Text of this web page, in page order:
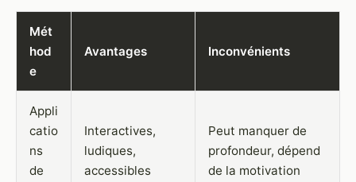
Mét
hod
e
Avantages Inconvénients
Appli
catio
ns
de
Interactives,
ludiques,
accessibles
Peut manquer de
profondeur, dépend
de la motivation